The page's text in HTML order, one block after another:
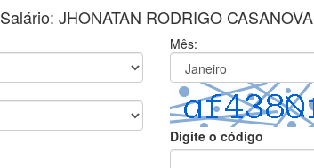
Salário: JHONATAN RODRIGO CASANOVA
Mês:
Digite o código